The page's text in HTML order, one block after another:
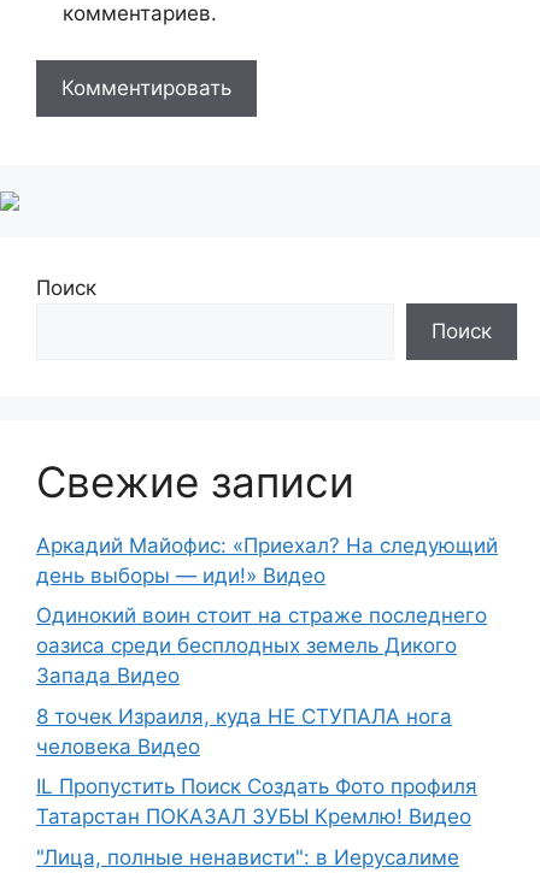
комментариев.
Поиск
Поиск
Свежие записи
Аркадий Майофис: «Приехал? На следующий
день выборы — иди!» Видео
Одинокий воин стоит на страже последнего
оазиса среди бесплодных земель Дикого
Запада Видео
8 точек Израиля, куда НЕ СТУПАЛА нога
человека Видео
IL Пропустить Поиск Создать Фото профиля
Татарстан ПОКАЗАЛ ЗУБЫ Кремлю! Видео
"Лица, полные ненависти": в Иерусалиме